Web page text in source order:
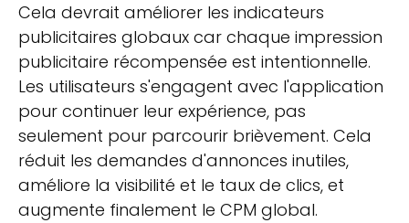
Cela devrait améliorer les indicateurs
publicitaires globaux car chaque impression
publicitaire récompensée est intentionnelle.
Les utilisateurs s'engagent avec l'application
pour continuer leur expérience, pas
seulement pour parcourir brièvement. Cela
réduit les demandes d'annonces inutiles,
améliore la visibilité et le taux de clics, et
augmente finalement le CPM global.